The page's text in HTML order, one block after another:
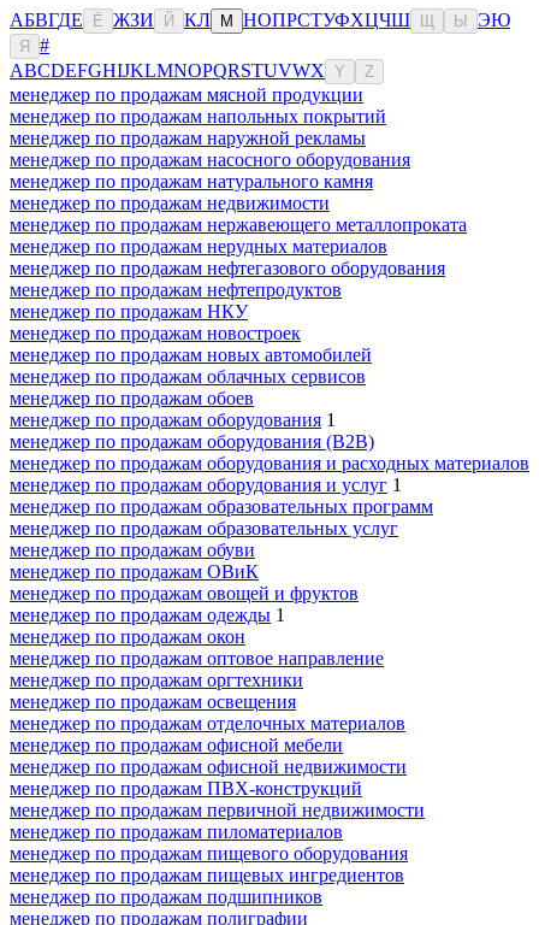
АБВГДЕ Ё ЖЗИ Й КЛ М НОПРСТУФХЦЧШ Ы ЭЮ
Я
#
ABCDEFGHIJKLMNOPQRSTUVWX Y Z
менеджер по продажам мясной продукции
менеджер по продажам напольных покрытий
менеджер по продажам наружной рекламы
менеджер по продажам насосного оборудования
менеджер по продажам натурального камня
менеджер по продажам недвижимости
менеджер по продажам нержавеющего металлопроката
менеджер по продажам нерудных материалов
менеджер по продажам нефтегазового оборудования
менеджер по продажам нефтепродуктов
менеджер по продажам НКУ
менеджер по продажам новостроек
менеджер по продажам новых автомобилей
менеджер по продажам облачных сервисов
менеджер по продажам обоев
менеджер по продажам оборудования 1
менеджер по продажам оборудования (B2B)
менеджер по продажам оборудования и расходных материалов
менеджер по продажам оборудования и услуг 1
менеджер по продажам образовательных программ
менеджер по продажам образовательных услуг
менеджер по продажам обуви
менеджер по продажам ОВиК
менеджер по продажам овощей и фруктов
менеджер по продажам одежды 1
менеджер по продажам окон
менеджер по продажам оптовое направление
менеджер по продажам оргтехники
менеджер по продажам освещения
менеджер по продажам отделочных материалов
менеджер по продажам офисной мебели
менеджер по продажам офисной недвижимости
менеджер по продажам ПВХ-конструкций
менеджер по продажам первичной недвижимости
менеджер по продажам пиломатериалов
менеджер по продажам пищевого оборудования
менеджер по продажам пищевых ингредиентов
менеджер по продажам подшипников
менеджер по продажам полиграфии